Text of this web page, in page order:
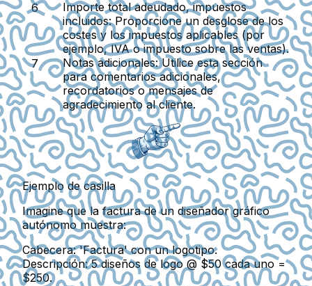
Importe total adeudado, impuestos
incluidos: Proporcione un desglose de los
costes y los impuestos aplicables (por
ejemplo, IVA o impuesto sobre las ventas).
Notas adicionales: Utilice esta sección
para comentarios adicionales,
recordatorios o mensajes de
agradecimiento al cliente.
Ejemplo de casilla
Imagine que la factura de un diseñador gráfico
autónomo muestra:
Cabecera: 'Factura' con un logotipo.
Descripción: 5 diseños de logo @ $50 cada uno =
$250.